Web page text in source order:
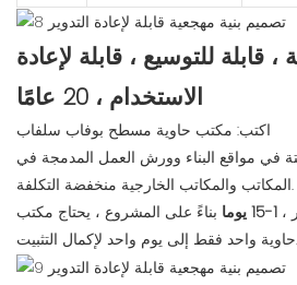
، قابلة للتوسيع ، قابلة لإعادة
الاستخدام ، 20 عامًا
اكتب: مكتب حاوية مسطح بوفاب سلفاب
في مواقع البناء وورش العمل المدمجة في
المكاتب والمكاتب الخارجية منخفضة التكلفة.
، 1-15 يوما
بناءً على المشروع ، يحتاج مكتب
حاوية واحد فقط إلى يوم واحد لإكمال التثبيت.